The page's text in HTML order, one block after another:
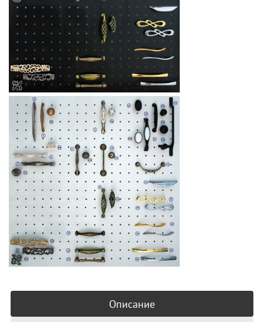
Описание